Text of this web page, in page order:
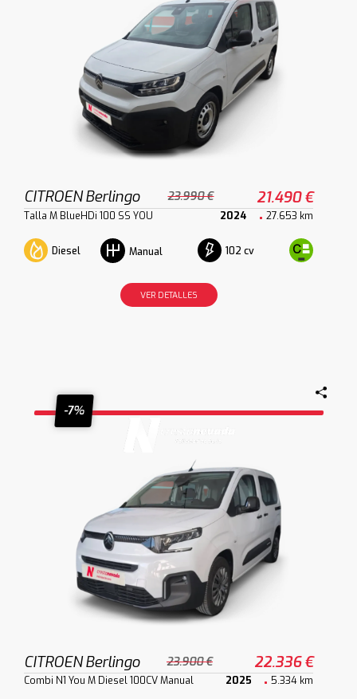
CITROEN Berlingo 23.990 € 21.490 €
Talla M BlueHDi 100 SS YOU 2024 27.653 km
Diesel Manual 102 cv
VER DETALLES
-7%
CITROEN Berlingo 23.900 € 22.336 €
Combi N1 You M Diesel 100CV Manual 2025 5.334 km